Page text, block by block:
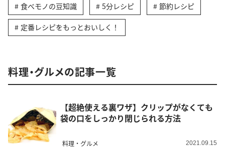
食べモノの豆知識 5分レシピ 節約レシピ
定番レシピをもっとおいしく！
料理・グルメの記事一覧
【超絶使える裏ワザ】クリップがなくても
袋の口をしっかり閉じられる方法
料理・グルメ 2021.09.15